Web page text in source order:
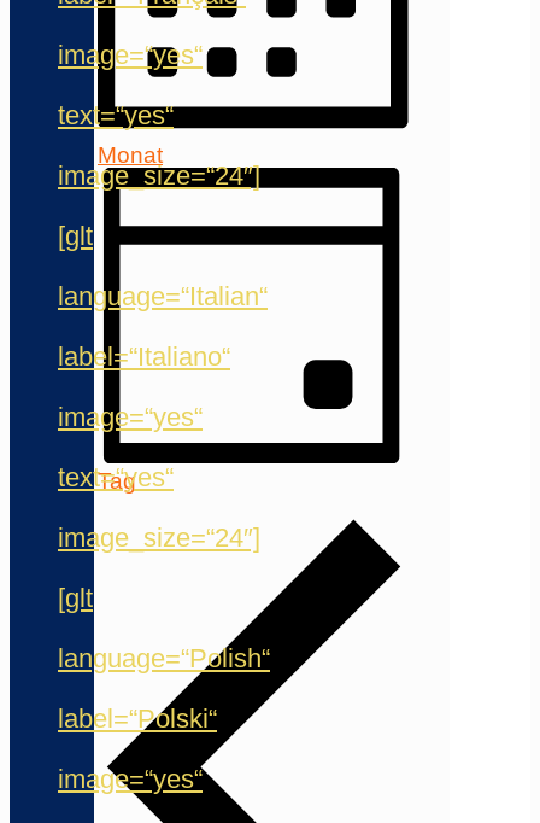
image=“yes“
text=“yes“
image_size=“24″]
[glt
language=“Italian“
label=“Italiano“
image=“yes“
text=“yes“
image_size=“24″]
[glt
language=“Polish“
label=“Polski“
image=“yes“
Monat
Tag